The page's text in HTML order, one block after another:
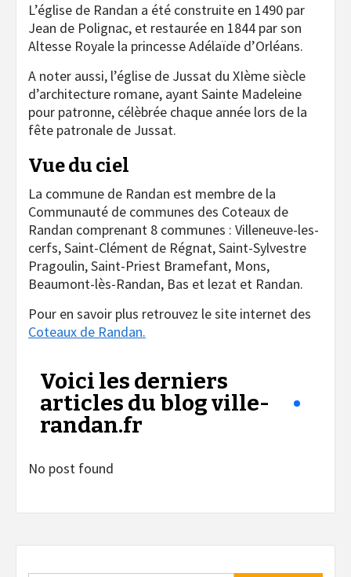
L’église de Randan a été construite en 1490 par
Jean de Polignac, et restaurée en 1844 par son
Altesse Royale la princesse Adélaïde d’Orléans.
A noter aussi, l’église de Jussat du XIème siècle
d’architecture romane, ayant Sainte Madeleine
pour patronne, célèbrée chaque année lors de la
fête patronale de Jussat.
Vue du ciel
La commune de Randan est membre de la
Communauté de communes des Coteaux de
Randan comprenant 8 communes : Villeneuve-les-
cerfs, Saint-Clément de Régnat, Saint-Sylvestre
Pragoulin, Saint-Priest Bramefant, Mons,
Beaumont-lès-Randan, Bas et lezat et Randan.
Pour en savoir plus retrouvez le site internet des
Coteaux de Randan.
Voici les derniers
articles du blog ville-
randan.fr
No post found